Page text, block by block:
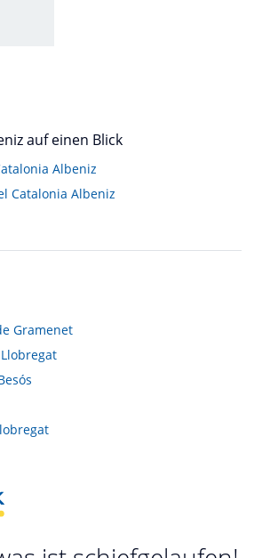
auf einen Blick
Albeniz
Catalonia Albeniz
Gramenet